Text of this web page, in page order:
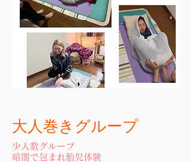
​大人巻き グループ
少人数グループ
暗闇で包まれ胎児体験